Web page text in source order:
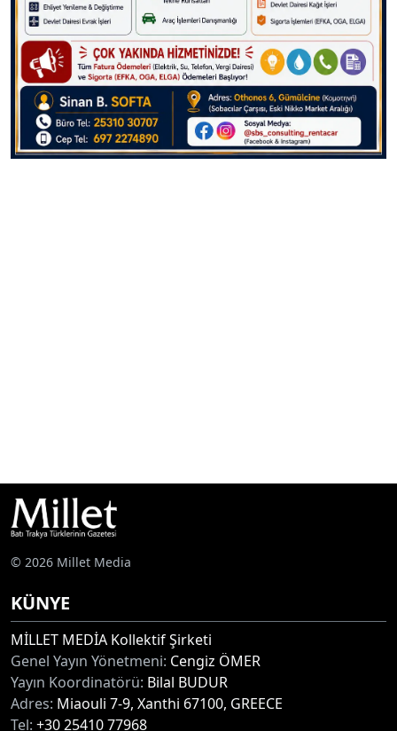
© 2026 Millet Media
KÜNYE
MİLLET MEDİA Kollektif Şirketi
Genel Yayın Yönetmeni: Cengiz ÖMER
Yayın Koordinatörü: Bilal BUDUR
Adres: Miaouli 7-9, Xanthi 67100, GREECE
Tel: +30 25410 77968